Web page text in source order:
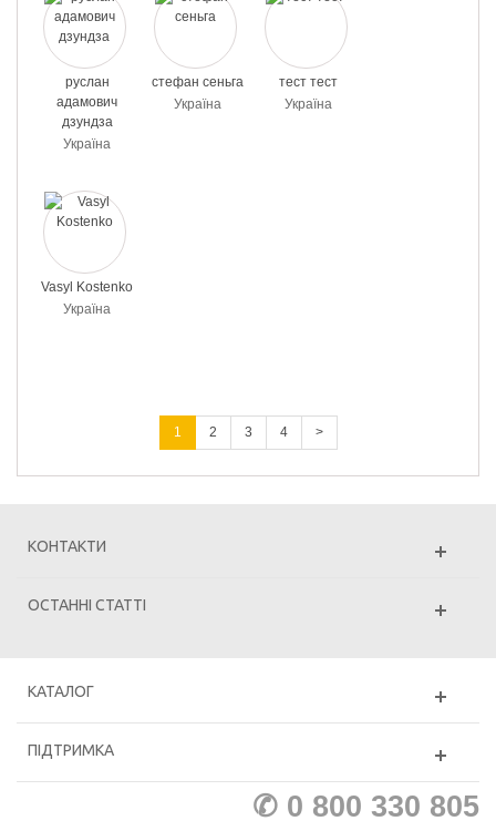
руслан
адамович
дзундза
Україна
стефан сеньга
Україна
тест тест
Україна
Vasyl Kostenko
Україна
1 2 3 4 >
КОНТАКТИ
ОСТАННІ СТАТТІ
КАТАЛОГ
ПІДТРИМКА
✆ 0 800 330 805